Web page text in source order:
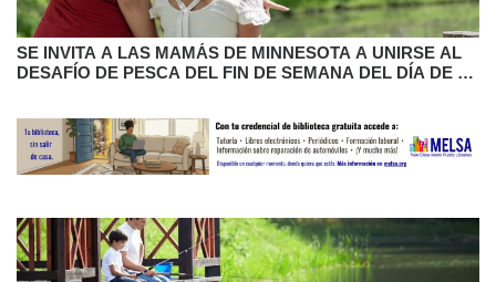
SE INVITA A LAS MAMÁS DE MINNESOTA A UNIRSE AL
DESAFÍO DE PESCA DEL FIN DE SEMANA DEL DÍA DE LA